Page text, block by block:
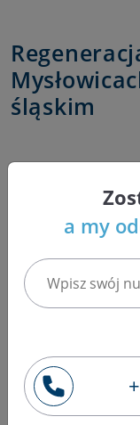
śląskim
Zapraszamy
okolic Mysłowic
Service
profesjonalną
takich marek,
Wysoką jakość
zapewnia
czyli
zamiennych
Service Pawlik
tych trzech
obejmuje sprzęt
a my